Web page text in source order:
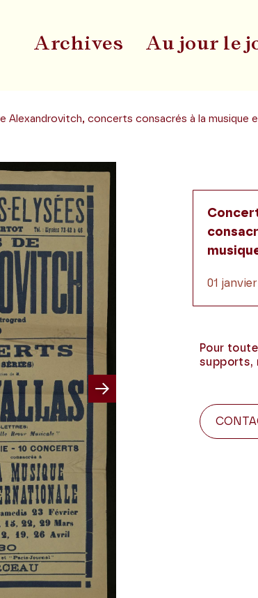
Archives Au jour le
Alexandrovitch, concerts consacrés à la musique
01
Pour
supports,